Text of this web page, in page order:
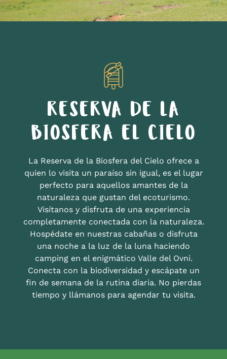
RESERVA DE LA
BIOSFERA EL CIELO
La Reserva de la Biosfera del Cielo ofrece a
quien lo visita un paraíso sin igual, es el lugar
perfecto para aquellos amantes de la
naturaleza que gustan del ecoturismo.
Visítanos y disfruta de una experiencia
completamente conectada con la naturaleza.
Hospédate en nuestras cabañas o disfruta
una noche a la luz de la luna haciendo
camping en el enigmático Valle del Ovni.
Conecta con la biodiversidad y escápate un
fin de semana de la rutina diaria. No pierdas
tiempo y llámanos para agendar tu visita.